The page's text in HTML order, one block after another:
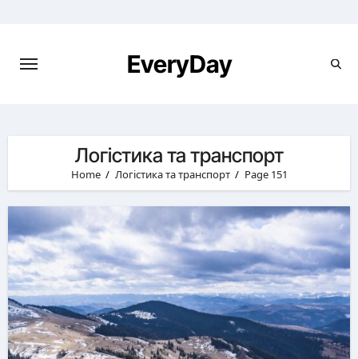
EveryDay
Логістика та транспорт
Home Логістика та транспорт Page 151